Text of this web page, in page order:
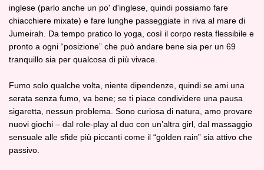
inglese (parlo anche un po' d'inglese, quindi possiamo fare
chiacchiere mixate) e fare lunghe passeggiate in riva al mare di
Jumeirah. Da tempo pratico lo yoga, così il corpo resta flessibile e
pronto a ogni “posizione” che può andare bene sia per un 69
tranquillo sia per qualcosa di più vivace.
Fumo solo qualche volta, niente dipendenze, quindi se ami una
serata senza fumo, va bene; se ti piace condividere una pausa
sigaretta, nessun problema. Sono curiosa di natura, amo provare
nuovi giochi – dal role‑play al duo con un’altra girl, dal massaggio
sensuale alle sfide più piccanti come il “golden rain” sia attivo che
passivo.